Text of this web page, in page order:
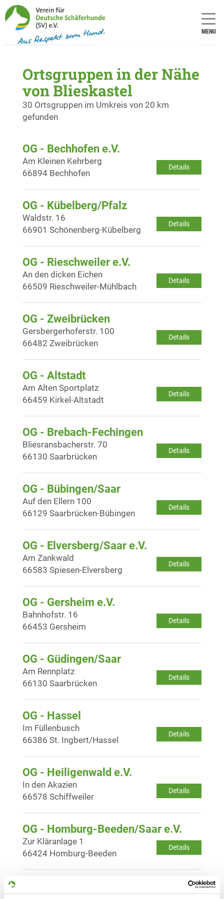
MENU
Ortsgruppen in der Nähe
von Blieskastel
30 Ortsgruppen im Umkreis von 20 km
gefunden
OG - Bechhofen e.V.
Details
Am Kleinen Kehrberg
66894 Bechhofen
OG - Kübelberg/Pfalz
Details
Waldstr. 16
66901 Schönenberg-Kübelberg
OG - Rieschweiler e.V.
Details
An den dicken Eichen
66509 Rieschweiler-Mühlbach
OG - Zweibrücken
Details
Gersbergerhoferstr. 100
66482 Zweibrücken
OG - Altstadt
Details
Am Alten Sportplatz
66459 Kirkel-Altstadt
OG - Brebach-Fechingen
Details
Bliesransbacherstr. 70
66130 Saarbrücken
OG - Bübingen/Saar
Details
Auf den Ellern 100
66129 Saarbrücken-Bübingen
OG - Elversberg/Saar e.V.
Details
Am Zankwald
66583 Spiesen-Elversberg
OG - Gersheim e.V.
Details
Bahnhofstr. 16
66453 Gersheim
OG - Güdingen/Saar
Details
Am Rennplatz
66130 Saarbrücken
OG - Hassel
Details
Im Füllenbusch
66386 St. Ingbert/Hassel
OG - Heiligenwald e.V.
Details
In den Akazien
66578 Schiffweiler
OG - Homburg-Beeden/Saar e.V.
Details
Zur Kläranlage 1
66424 Homburg-Beeden